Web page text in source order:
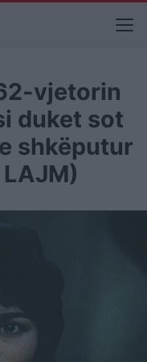
vjetorin
duket sot
shkëputur